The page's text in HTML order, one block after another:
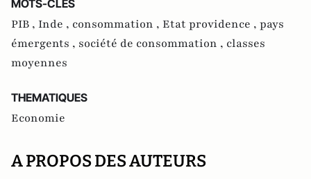
MOTS-CLES
PIB , Inde , consommation , Etat providence , pays
émergents , société de consommation , classes
moyennes
THEMATIQUES
Economie
A PROPOS DES AUTEURS